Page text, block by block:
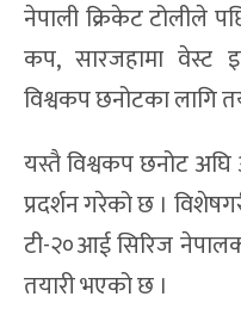
नेपाली क्रिकेट टोलीले
कप, सारजहामा वेस्ट
विश्वकप छनोटका लागि
यस्तै विश्वकप छनोट अघि
प्रदर्शन गरेको छ ।
टी-२०आई सिरिज
तयारी भएको छ ।